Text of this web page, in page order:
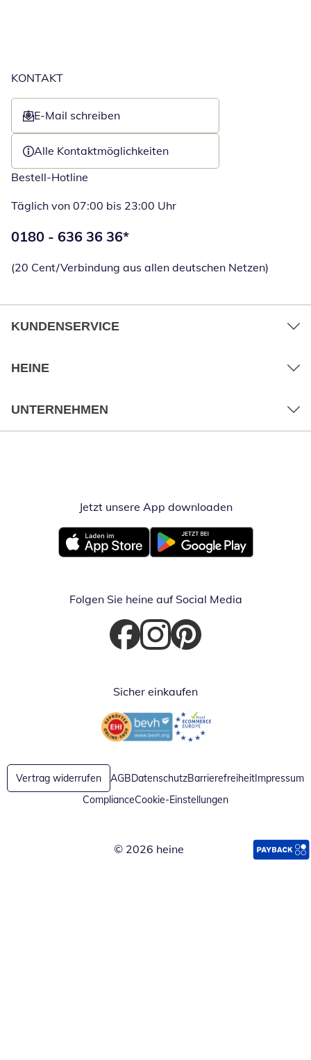
KONTAKT
E-Mail schreiben
Öffnet E-Mail-Client
Alle Kontaktmöglichkeiten
Bestell-Hotline
Täglich von 07:00 bis 23:00 Uhr
Telefonnummer:
0180 - 636 36 36*
(20 Cent/Verbindung aus allen deutschen Netzen)
KUNDENSERVICE
HEINE
UNTERNEHMEN
Jetzt unsere App downloadenÖffnet in
Öffnet in neuem FensterÖffnet in neuem Fenster
Folgen Sie heine auf Social Media
Öffnet in neuem Fenster
Öffnet in neuem Fenster
Öffnet in neuem Fenster
Sicher einkaufen
Öffnet in neuem FensterÖffnet in neuem Fenster
Vertrag widerrufen AGBDatenschutzBarrierefreiheitImpressum
ComplianceCookie-Einstellungen
© 2026 heine